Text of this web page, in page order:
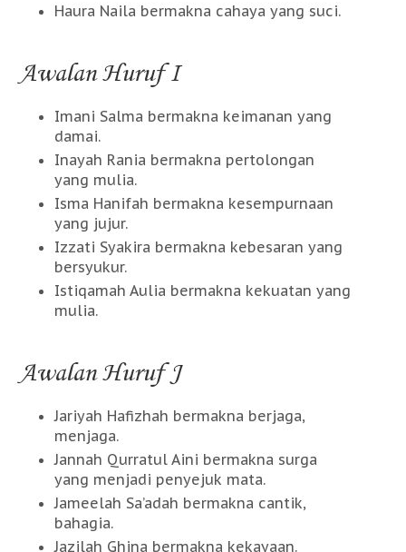
Haura Naila bermakna cahaya yang suci.
Awalan Huruf I
Imani Salma bermakna keimanan yang
damai.
Inayah Rania bermakna pertolongan
yang mulia.
Isma Hanifah bermakna kesempurnaan
yang jujur.
Izzati Syakira bermakna kebesaran yang
bersyukur.
Istiqamah Aulia bermakna kekuatan yang
mulia.
Awalan Huruf J
Jariyah Hafizhah bermakna berjaga,
menjaga.
Jannah Qurratul Aini bermakna surga
yang menjadi penyejuk mata.
Jameelah Sa’adah bermakna cantik,
bahagia.
Jazilah Ghina bermakna kekayaan.